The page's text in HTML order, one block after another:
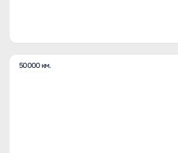
50000 км.